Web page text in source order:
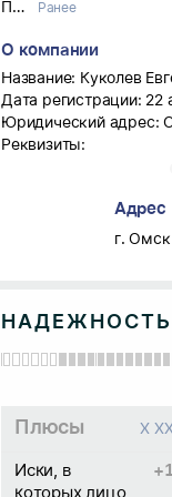
Предприниматель c 22.04.02 Ранее
О компании
Название: Куколев
Дата регистрации: 22
Юридический адрес:
Реквизиты:
- ОКПО: 0134347153.
Предприниматель:
пассажирского
Адрес
г. Омск
НАДЕЖНОСТЬ
Плюсы X
Иски, в
которых лицо
+